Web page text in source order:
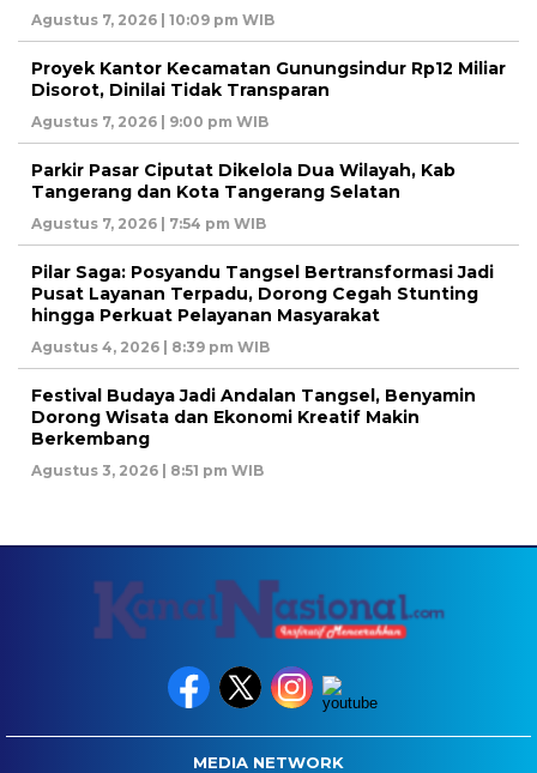
Agustus 7, 2026 | 10:09 pm WIB
Proyek Kantor Kecamatan Gunungsindur Rp12 Miliar
Disorot, Dinilai Tidak Transparan
Agustus 7, 2026 | 9:00 pm WIB
Parkir Pasar Ciputat Dikelola Dua Wilayah, Kab
Tangerang dan Kota Tangerang Selatan
Agustus 7, 2026 | 7:54 pm WIB
Pilar Saga: Posyandu Tangsel Bertransformasi Jadi
Pusat Layanan Terpadu, Dorong Cegah Stunting
hingga Perkuat Pelayanan Masyarakat
Agustus 4, 2026 | 8:39 pm WIB
Festival Budaya Jadi Andalan Tangsel, Benyamin
Dorong Wisata dan Ekonomi Kreatif Makin
Berkembang
Agustus 3, 2026 | 8:51 pm WIB
MEDIA NETWORK